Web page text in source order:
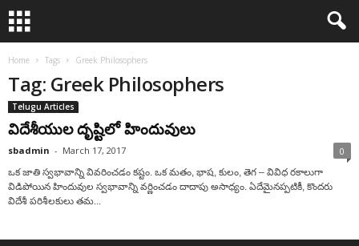
Home Tags Greek Philosophers
Tag: Greek Philosophers
Telugu Articles
విదేశీయుల దృష్టిలో హిందువులు
sbadmin - March 17, 2017 0
ఒక జాతి స్వభావాన్ని వివరించడం కష్టం. ఒక మతం, భాష, కులం, తెగ – వివిధ రకాలుగా
విడిపోయిన హిందువుల స్వభావాన్ని వర్ణించడం దాదాపు అసాధ్యం. ఏదేమైనప్పటికీ, కొందరు
విదేశీ పరిశీలకులు తమ...